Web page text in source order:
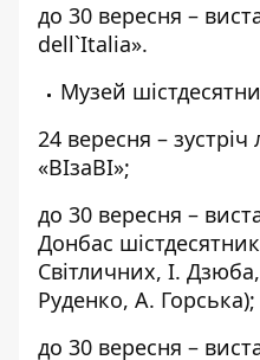
до 30 вересня –
dell`Italia».
Музей
24 вересня – зустріч
«ВІзаВІ»;
до 30 вересня –
Донбас
Світличних, І.
Руденко, А. Горська);
до 30 вересня –